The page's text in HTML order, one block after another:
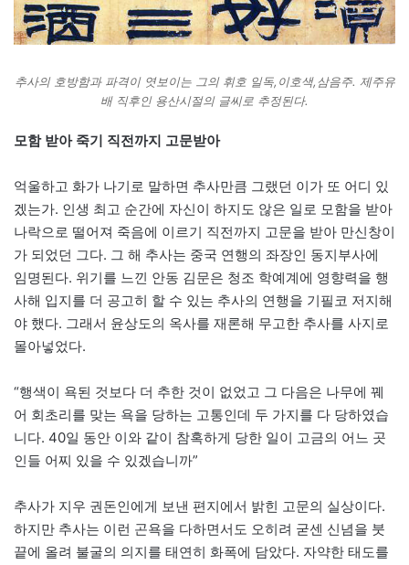
추사의 호방함과 파격이 엿보이는 그의 휘호 일독,이호색,삼음주. 제주유
배 직후인 용산시절의 글씨로 추정된다.
모함 받아 죽기 직전까지 고문받아
억울하고 화가 나기로 말하면 추사만큼 그랬던 이가 또 어디 있
겠는가. 인생 최고 순간에 자신이 하지도 않은 일로 모함을 받아
나락으로 떨어져 죽음에 이르기 직전까지 고문을 받아 만신창이
가 되었던 그다. 그 해 추사는 중국 연행의 좌장인 동지부사에
임명된다. 위기를 느낀 안동 김문은 청조 학예계에 영향력을 행
사해 입지를 더 공고히 할 수 있는 추사의 연행을 기필코 저지해
야 했다. 그래서 윤상도의 옥사를 재론해 무고한 추사를 사지로
몰아넣었다.
“행색이 욕된 것보다 더 추한 것이 없었고 그 다음은 나무에 꿰
어 회초리를 맞는 욕을 당하는 고통인데 두 가지를 다 당하였습
니다. 40일 동안 이와 같이 참혹하게 당한 일이 고금의 어느 곳
인들 어찌 있을 수 있겠습니까”
추사가 지우 권돈인에게 보낸 편지에서 밝힌 고문의 실상이다.
하지만 추사는 이런 곤욕을 다하면서도 오히려 굳센 신념을 붓
끝에 올려 불굴의 의지를 태연히 화폭에 담았다. 자약한 태도를